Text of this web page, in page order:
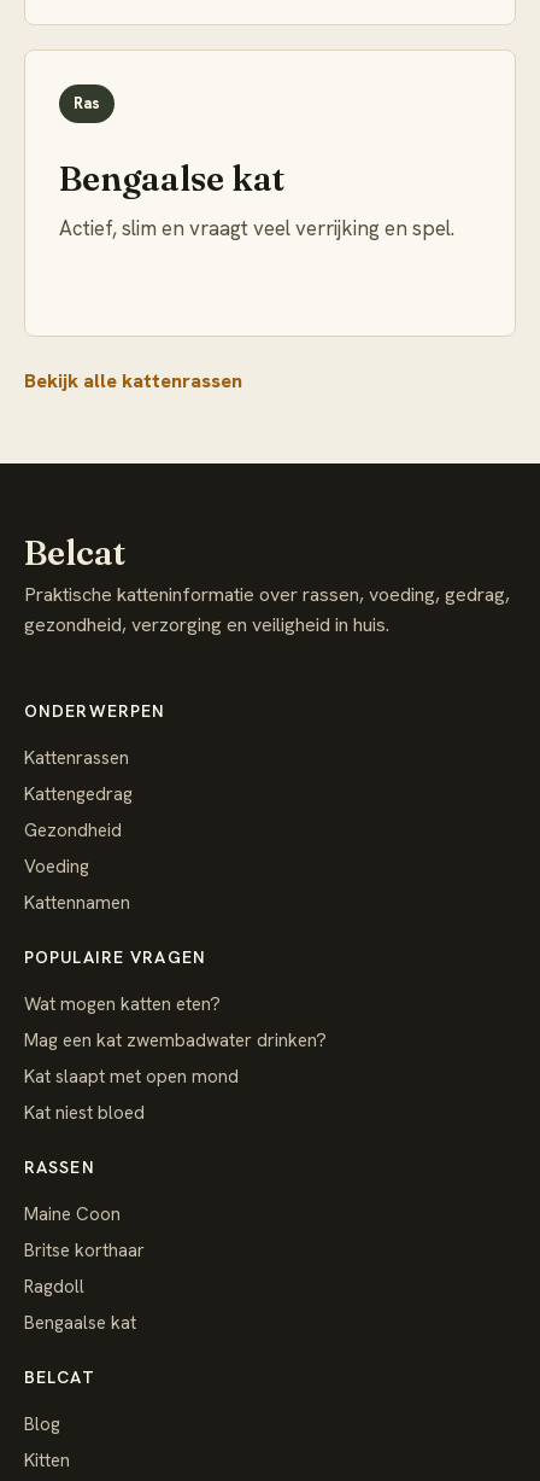
Ras
Bengaalse kat
Actief, slim en vraagt veel verrijking en spel.
Bekijk alle kattenrassen
Belcat
Praktische katteninformatie over rassen, voeding, gedrag,
gezondheid, verzorging en veiligheid in huis.
ONDERWERPEN
Kattenrassen
Kattengedrag
Gezondheid
Voeding
Kattennamen
POPULAIRE VRAGEN
Wat mogen katten eten?
Mag een kat zwembadwater drinken?
Kat slaapt met open mond
Kat niest bloed
RASSEN
Maine Coon
Britse korthaar
Ragdoll
Bengaalse kat
BELCAT
Blog
Kitten